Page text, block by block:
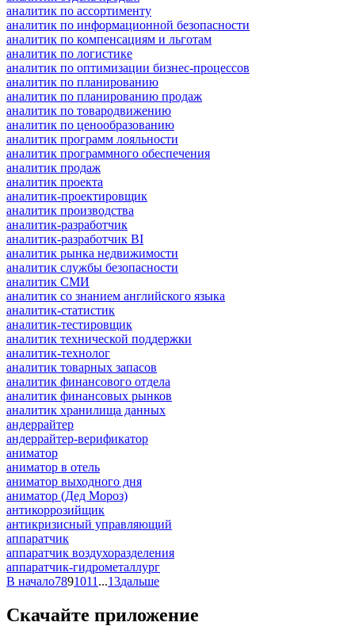
аналитик по ассортименту
аналитик по информационной безопасности
аналитик по компенсациям и льготам
аналитик по логистике
аналитик по оптимизации бизнес-процессов
аналитик по планированию
аналитик по планированию продаж
аналитик по товародвижению
аналитик по ценообразованию
аналитик программ лояльности
аналитик программного обеспечения
аналитик продаж
аналитик проекта
аналитик-проектировщик
аналитик производства
аналитик-разработчик
аналитик-разработчик BI
аналитик рынка недвижимости
аналитик службы безопасности
аналитик СМИ
аналитик со знанием английского языка
аналитик-статистик
аналитик-тестировщик
аналитик технической поддержки
аналитик-технолог
аналитик товарных запасов
аналитик финансового отдела
аналитик финансовых рынков
аналитик хранилища данных
андеррайтер
андеррайтер-верификатор
аниматор
аниматор в отель
аниматор выходного дня
аниматор (Дед Мороз)
антикоррозийщик
антикризисный управляющий
аппаратчик
аппаратчик воздухоразделения
аппаратчик-гидрометаллург
В начало7891011 ...13дальше
Скачайте приложение